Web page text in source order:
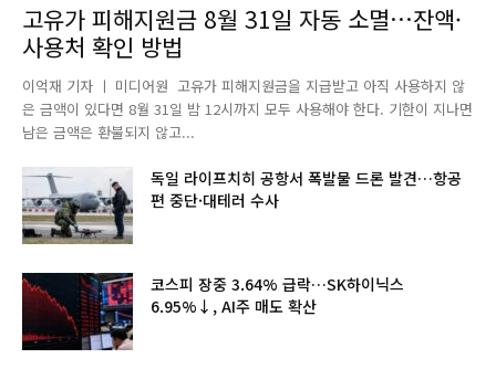
고유가 피해지원금 8월 31일 자동 소멸…잔액·
사용처 확인 방법
이억재 기자 ㅣ 미디어원 고유가 피해지원금을 지급받고 아직 사용하지 않
은 금액이 있다면 8월 31일 밤 12시까지 모두 사용해야 한다. 기한이 지나면
남은 금액은 환불되지 않고...
독일 라이프치히 공항서 폭발물 드론 발견…항공
편 중단·대테러 수사
코스피 장중 3.64% 급락…SK하이닉스
6.95%↓, AI주 매도 확산